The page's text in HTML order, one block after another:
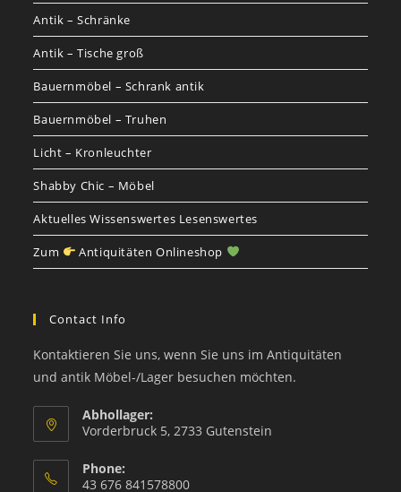
Antik – Schränke
Antik – Tische groß
Bauernmöbel – Schrank antik
Bauernmöbel – Truhen
Licht – Kronleuchter
Shabby Chic – Möbel
Aktuelles Wissenswertes Lesenswertes
Zum Antiquitäten Onlineshop
Contact Info
Kontaktieren Sie uns, wenn Sie uns im Antiquitäten
und antik Möbel-/Lager besuchen möchten.
Abhollager:
Vorderbruck 5, 2733 Gutenstein
Phone:
43 676 841578800